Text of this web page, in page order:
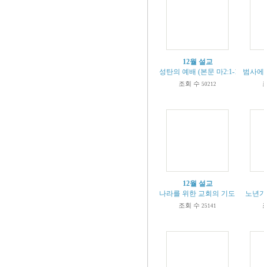
12월 설교
성탄의 예배 (본문 마2:1-12)
조회 수 50212
범사
12월 설교
나라를 위한 교회의 기도 (본문 딤
조회 수 25141
노년